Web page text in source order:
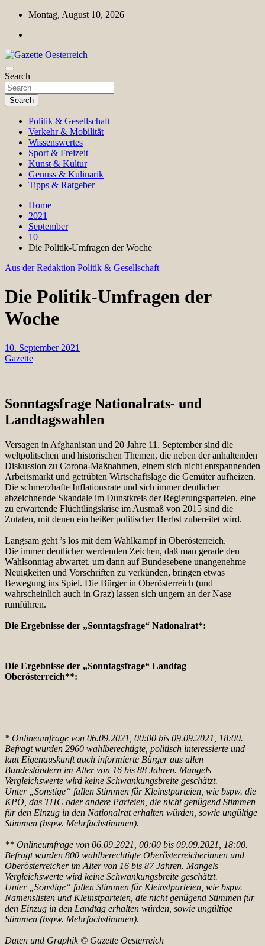
Skip
content
Montag, August 10, 2026
Gazette Oesterreich
Magazin für Freizeit, Politik, Kultur & Wissenschaft
Search
Search
Politik & Gesellschaft
Verkehr & Mobilität
Wissenswertes
Sport & Freizeit
Kunst & Kultur
Genuss & Kulinarik
Tipps & Ratgeber
Home
2021
September
10
Die Politik-Umfragen der Woche
Aus der Redaktion Politik & Gesellschaft
Die Politik-Umfragen der
Woche
10. September 2021
Gazette
Sonntagsfrage Nationalrats- und
Landtagswahlen
Versagen in Afghanistan und 20 Jahre 11. September sind die
weltpolitschen und historischen Themen, die neben der anhaltenden
Diskussion zu Corona-Maßnahmen, einem sich nicht entspannenden
Arbeitsmarkt und getrübten Wirtschaftslage die Gemüter aufheizen.
Die schmerzhafte Inflationsrate und sich immer deutlicher
abzeichnende Skandale im Dunstkreis der Regierungsparteien, eine
zu erwartende Flüchtlingskrise im Ausmaß von 2015 sind die
Zutaten, mit denen ein heißer politischer Herbst zubereitet wird.
Langsam geht ’s los mit dem Wahlkampf in Oberösterreich.
Die immer deutlicher werdenden Zeichen, daß man gerade den
Wahlsonntag abwartet, um dann auf Bundesebene unangenehme
Neuigkeiten und Vorschriften zu verkünden, bringen etwas
Bewegung ins Spiel. Die Bürger in Oberösterreich (und
wahrscheinlich auch in Graz) lassen sich ungern an der Nase
rumführen.
Die Ergebnisse der „Sonntagsfrage“ Nationalrat*:
Die Ergebnisse der „Sonntagsfrage“ Landtag
Oberösterreich**:
* Onlineumfrage von 06.09.2021, 00:00 bis 09.09.2021, 18:00.
Befragt wurden 2960 wahlberechtigte, politisch interessierte und
laut Eigenauskunft auch informierte Bürger aus allen
Bundesländern im Alter von 16 bis 88 Jahren. Mangels
Vergleichswerte wird keine Schwankungsbreite geschätzt.
Unter „Sonstige“ fallen Stimmen für Kleinstparteien, wie bspw. die
KPÖ, das THC oder andere Parteien, die nicht genügend Stimmen
für den Einzug in den Nationalrat erhalten würden, sowie ungültige
Stimmen (bspw. Mehrfachstimmen).
** Onlineumfrage von 06.09.2021, 00:00 bis 09.09.2021, 18:00.
Befragt wurden 800 wahlberechtigte Oberösterreicherinnen und
Oberösterreicher im Alter von 16 bis 87 Jahren. Mangels
Vergleichswerte wird keine Schwankungsbreite geschätzt.
Unter „Sonstige“ fallen Stimmen für Kleinstparteien, wie bspw.
Namenslisten und Kleinstparteien, die nicht genügend Stimmen für
den Einzug in den Landtag erhalten würden, sowie ungültige
Stimmen (bspw. Mehrfachstimmen).
Daten und Graphik © Gazette Oesterreich